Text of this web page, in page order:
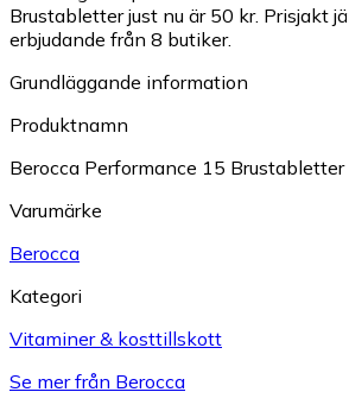
Brustabletter just nu är 50 kr. Prisjakt
erbjudande från 8 butiker.
Grundläggande information
Produktnamn
Berocca Performance 15 Brustabletter
Varumärke
Berocca
Kategori
Vitaminer & kosttillskott
Se mer från Berocca